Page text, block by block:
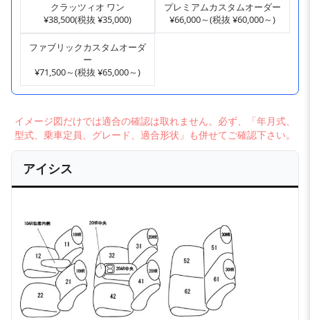
クラッツィオ ワン
¥38,500(税抜 ¥35,000)
プレミアムカスタムオーダー
¥66,000～(税抜 ¥60,000～)
ファブリックカスタムオーダ
ー
¥71,500～(税抜 ¥65,000～)
イメージ図だけでは適合の確認は取れません。必ず、「年月式、
型式、乗車定員、グレード、適合形状」も併せてご確認下さい。
アイシス